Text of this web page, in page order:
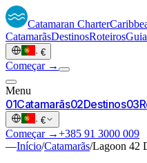
Catamaran Charter
CatamarãsDestinosRoteiros
· €
Começar →
Menu
01Catamarãs02Destinos03
· €
Começar →+385 91 3000 009
—Início/Catamarãs/Lagoon 42